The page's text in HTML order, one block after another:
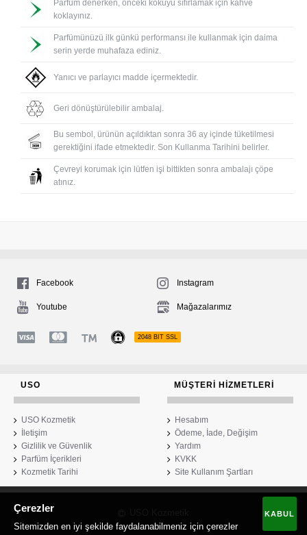
Parfüm denerken, önceki kokuyu sıfırlamak için kahve
koklayınız.
Parfümünüzü ilk günkü performansı ile kullanmak için daima
serin yerde muhafaza ediniz.
Yanıcı ve parlayıcı madde içermektedir.
Geri dönüştürülebilir ambalaj.
Bu sembol, ürünün açıldıktan sonra 36 ay içinde tüketilmesi
gerektiğini ifade etmektedir. Son Kullanma Tarihini belirler.
Çevreyi korumak için lütfen işi bittikten sonra ambalajı çöpe
atınız.
Facebook Instagram
Youtube Mağazalarımız
2048 BIT SSL
USO
USO Kozmetik
İletişim
Gizlilik ve Güvenlik
Parfüm İçerikleri
Kozmetik Tarihi
MÜŞTERI HIZMETLERI
Hesabım
Ödeme, İade, Değişim
Yardım
KVKK
Site Kullanım Şartları
KABUL
Çerezler
Sitemizden en iyi şekilde faydalanabilmeniz için çerezler